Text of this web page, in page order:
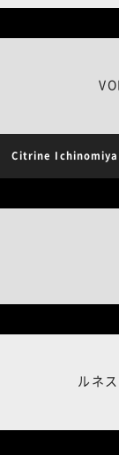
Citrine Ichinomiya
ルネ